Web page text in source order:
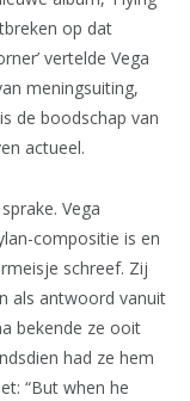
op dat
vertelde Vega
meningsuiting,
de boodschap van
actueel.
Vega
compositie is en
schreef. Zij
als antwoord vanuit
bekende ze ooit
had ze hem
“But when he